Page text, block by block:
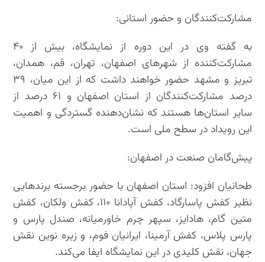
مشارکت‌کنندگان و حضور استانی:
به گفته وی در این دوره از نمایشگاه، بیش از ۴۰
مشارکت‌کننده از شهرهای اصفهان، تهران، قم، همدان،
تبریز و مشهد حضور خواهند داشت که از این میان، ۳۹
درصد مشارکت‌کنندگان از استان اصفهان و ۶۱ درصد از
سایر استان‌ها هستند که نشان‌دهنده گستردگی و اهمیت
این رویداد در سطح ملی است.
پیش‌گامان صنعت در اصفهان:
طحانیان افزود: استان اصفهان با حضور برجسته برندهایی
نظیر کفش پاسارگاد، کفش آپادانا ۱۱۰، کفش ولکان، کفش
متین گام، هادایز، سپهر چرم خاورمیانه، صندل پارس و
پارس پلاس، کفش آرمینا، ایرانیان فوم، و زیره نوین نقش
جهان، نقش کلیدی در این نمایشگاه ایفا می‌کند.